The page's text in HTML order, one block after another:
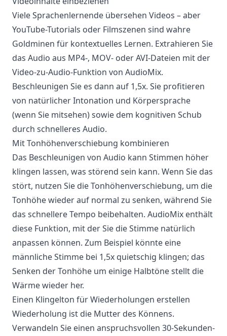
Viele Sprachenlernende übersehen Videos – aber
YouTube-Tutorials oder Filmszenen sind wahre
Goldminen für kontextuelles Lernen. Extrahieren Sie
das Audio aus MP4-, MOV- oder AVI-Dateien mit der
Video-zu-Audio-Funktion von AudioMix.
Beschleunigen Sie es dann auf 1,5x. Sie profitieren
von natürlicher Intonation und Körpersprache
(wenn Sie mitsehen) sowie dem kognitiven Schub
durch schnelleres Audio.
Mit Tonhöhenverschiebung kombinieren
Das Beschleunigen von Audio kann Stimmen höher
klingen lassen, was störend sein kann. Wenn Sie das
stört, nutzen Sie die Tonhöhenverschiebung, um die
Tonhöhe wieder auf normal zu senken, während Sie
das schnellere Tempo beibehalten. AudioMix enthält
diese Funktion, mit der Sie die Stimme natürlich
anpassen können. Zum Beispiel könnte eine
männliche Stimme bei 1,5x quietschig klingen; das
Senken der Tonhöhe um einige Halbtöne stellt die
Wärme wieder her.
Einen Klingelton für Wiederholungen erstellen
Wiederholung ist die Mutter des Könnens.
Verwandeln Sie einen anspruchsvollen 30-Sekunden-